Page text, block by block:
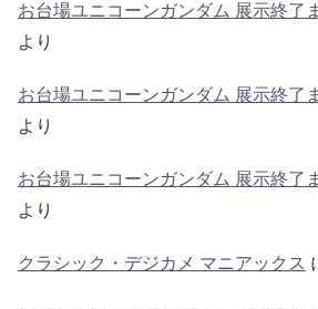
お台場ユニコーンガンダム 展示終了
より
お台場ユニコーンガンダム 展示終了
より
お台場ユニコーンガンダム 展示終了
より
クラシック・デジカメ マニアックス